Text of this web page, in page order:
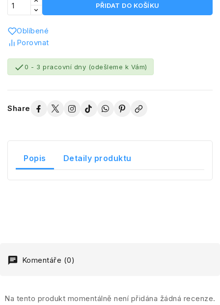
PŘIDAT DO KOŠÍKU
Oblíbené
Porovnat
0 - 3 pracovní dny (odešleme k Vám)
Share
Popis Detaily produktu
Komentáře (0)
Na tento produkt momentálně není přidána žádná recenze.